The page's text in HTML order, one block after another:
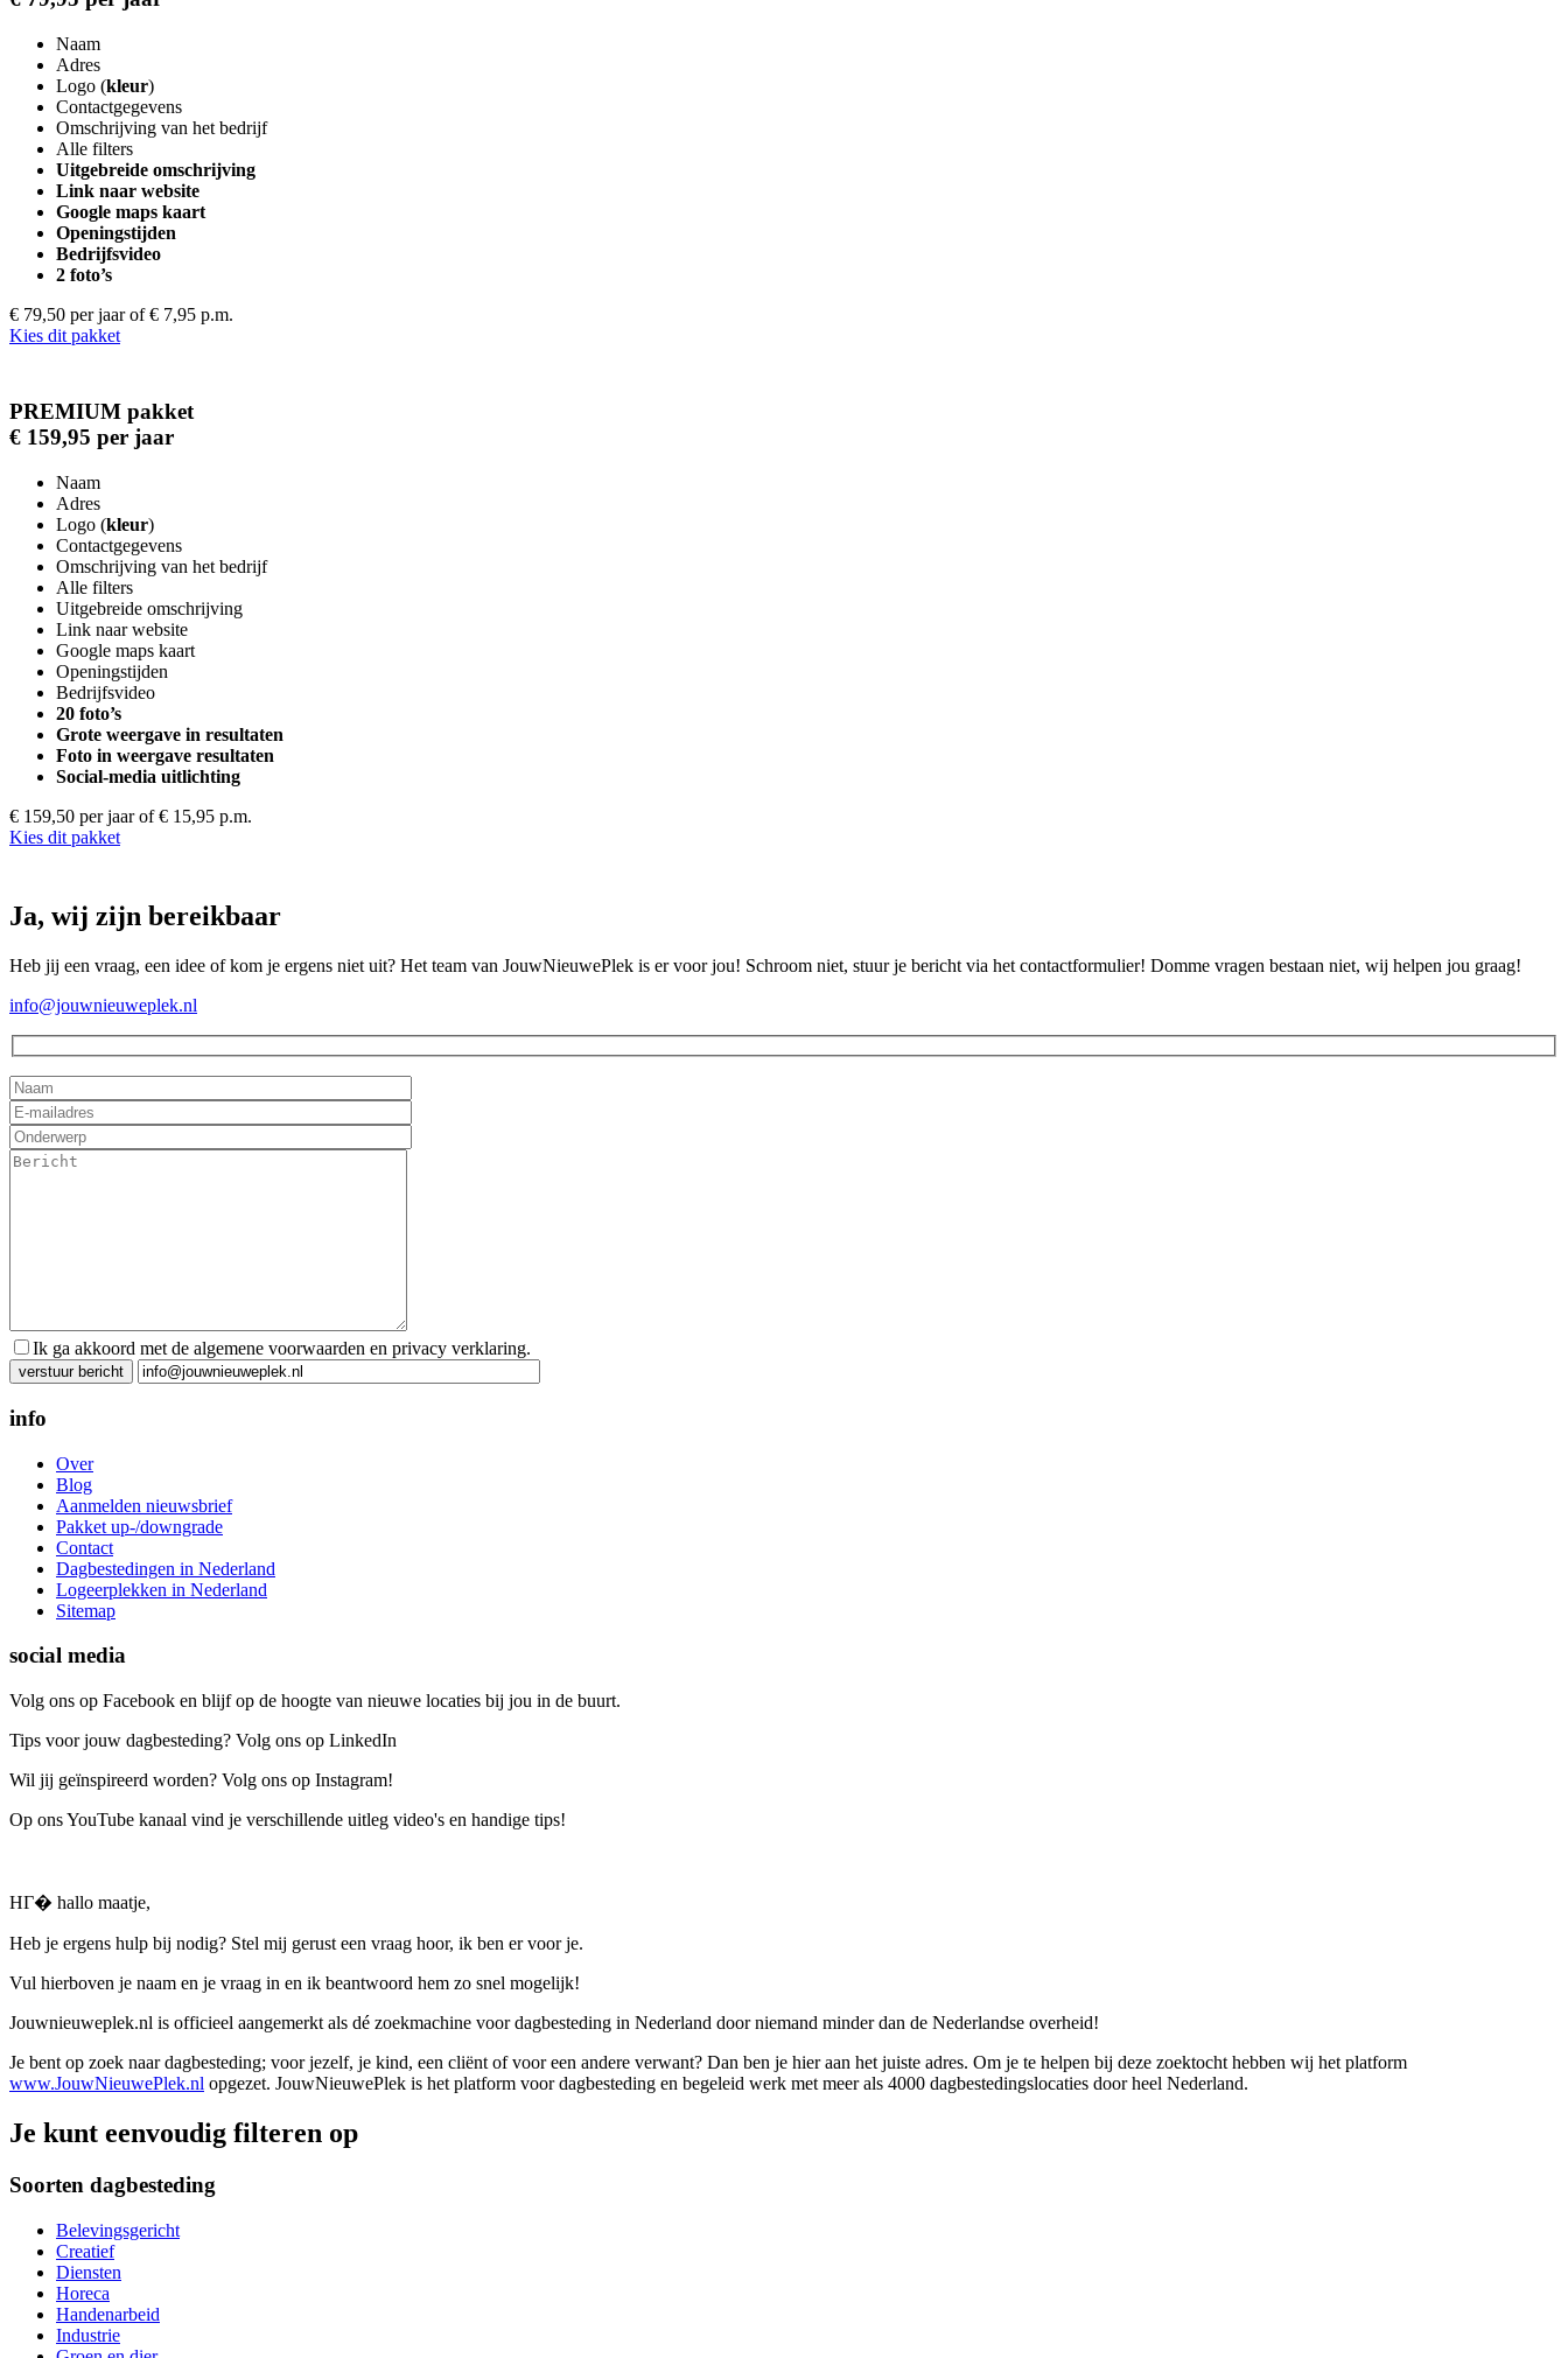
Naam
Adres
Logo (kleur)
Contactgegevens
Omschrijving van het bedrijf
Alle filters
Uitgebreide omschrijving
Link naar website
Google maps kaart
Openingstijden
Bedrijfsvideo
2 foto’s
€ 79,50 per jaar of € 7,95 p.m.
Kies dit pakket
PREMIUM pakket
€ 159,95 per jaar
Naam
Adres
Logo (kleur)
Contactgegevens
Omschrijving van het bedrijf
Alle filters
Uitgebreide omschrijving
Link naar website
Google maps kaart
Openingstijden
Bedrijfsvideo
20 foto’s
Grote weergave in resultaten
Foto in weergave resultaten
Social-media uitlichting
€ 159,50 per jaar of € 15,95 p.m.
Kies dit pakket
Ja, wij zijn bereikbaar
Heb jij een vraag, een idee of kom je ergens niet uit? Het team van JouwNieuwePlek is er voor jou! Schroom niet, stuur je bericht via het contactformulier! Domme vragen bestaan niet, wij helpen jou graag!
info@jouwnieuweplek.nl
Ik ga akkoord met de algemene voorwaarden en privacy verklaring.
Gelieve dit veld leeg te laten.
info
Over
Blog
Aanmelden nieuwsbrief
Pakket up-/downgrade
Contact
Dagbestedingen in Nederland
Logeerplekken in Nederland
Sitemap
social media
Volg ons op Facebook en blijf op de hoogte van nieuwe locaties bij jou in de buurt.
Tips voor jouw dagbesteding? Volg ons op LinkedIn
Wil jij geïnspireerd worden? Volg ons op Instagram!
Op ons YouTube kanaal vind je verschillende uitleg video's en handige tips!
HГ� hallo maatje,
Heb je ergens hulp bij nodig? Stel mij gerust een vraag hoor, ik ben er voor je.
Vul hierboven je naam en je vraag in en ik beantwoord hem zo snel mogelijk!
Jouwnieuweplek.nl is officieel aangemerkt als dé zoekmachine voor dagbesteding in Nederland door niemand minder dan de Nederlandse overheid!
Je bent op zoek naar dagbesteding; voor jezelf, je kind, een cliënt of voor een andere verwant? Dan ben je hier aan het juiste adres. Om je te helpen bij deze zoektocht hebben wij het platform
www.JouwNieuwePlek.nl opgezet. JouwNieuwePlek is het platform voor dagbesteding en begeleid werk met meer als 4000 dagbestedingslocaties door heel Nederland.
Je kunt eenvoudig filteren op
Soorten dagbesteding
Belevingsgericht
Creatief
Diensten
Horeca
Handenarbeid
Industrie